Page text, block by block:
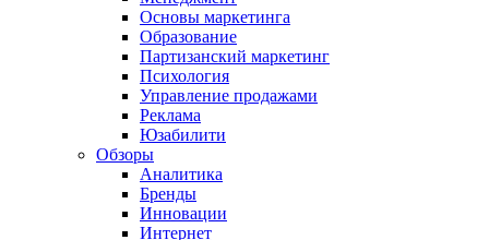
Основы маркетинга
Образование
Партизанский маркетинг
Психология
Управление продажами
Реклама
Юзабилити
Обзоры
Аналитика
Бренды
Инновации
Интернет